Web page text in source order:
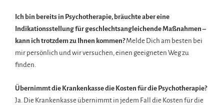
Ich bin bereits in Psychotherapie, bräuchte aber eine
Indikationsstellung für geschlechtsangleichende Maßnahmen –
kann ich trotzdem zu Ihnen kommen?Melde Dich am besten bei
mir persönlich und wir versuchen, einen geeigneten Weg zu
finden.
Übernimmt die Krankenkasse die Kosten für die Psychotherapie?
Ja. Die Krankenkasse übernimmt in jedem Fall die Kosten für die